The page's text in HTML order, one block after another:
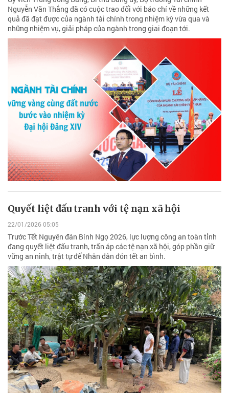
Nguyễn Văn Thắng đã có cuộc trao đổi với báo chí về những kết
quả đã đạt được của ngành tài chính trong nhiệm kỳ vừa qua và
những nhiệm vụ, giải pháp của ngành trong giai đoạn tới.
Quyết liệt đấu tranh với tệ nạn xã hội
22/01/2026 05:05
Trước Tết Nguyên đán Bính Ngọ 2026, lực lượng công an toàn tỉnh
đang quyết liệt đấu tranh, trấn áp các tệ nạn xã hội, góp phần giữ
vững an ninh, trật tự để Nhân dân đón tết an bình.